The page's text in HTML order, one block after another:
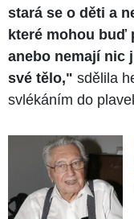
stará se o děti a
které mohou buď
anebo nemají nic
své tělo," sdělila
svlékáním do